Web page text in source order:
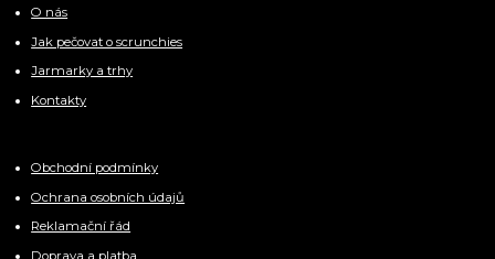
O nás
Jak pečovat o scrunchies
Jarmarky a trhy
Kontakty
Obchodní podmínky
Ochrana osobních údajů
Reklamační řád
Doprava a platba